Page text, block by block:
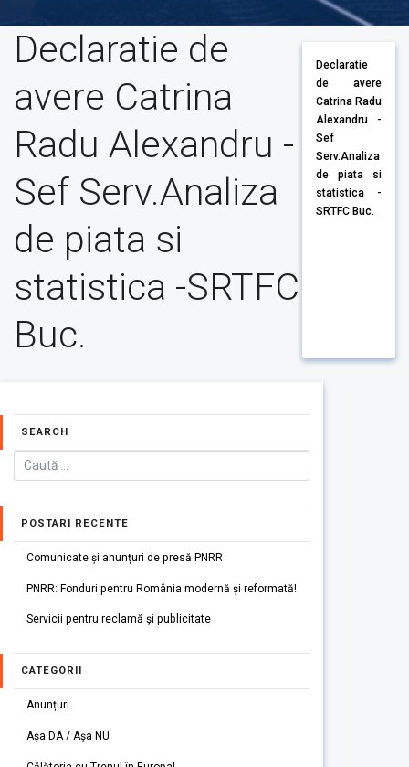
Declaratie de
avere Catrina
Radu Alexandru -
Sef Serv.Analiza
de piata si
statistica -SRTFC
Buc.
Declaratie
de avere
Catrina Radu
Alexandru -
Sef
Serv.Analiza
de piata si
statistica -
SRTFC Buc.
SEARCH
POSTARI RECENTE
Comunicate și anunțuri de presă PNRR
PNRR: Fonduri pentru România modernă și reformată!
Servicii pentru reclamă și publicitate
CATEGORII
Anunțuri
Așa DA / Așa NU